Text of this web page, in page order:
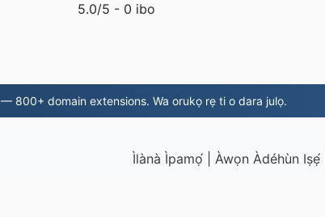
5.0/5 - 0 ibo
— 800+ domain extensions. Wa orukọ rẹ ti o dara julọ.
Ìlànà Ìpamọ́| Àwọn Àdéhùn Iṣẹ́|